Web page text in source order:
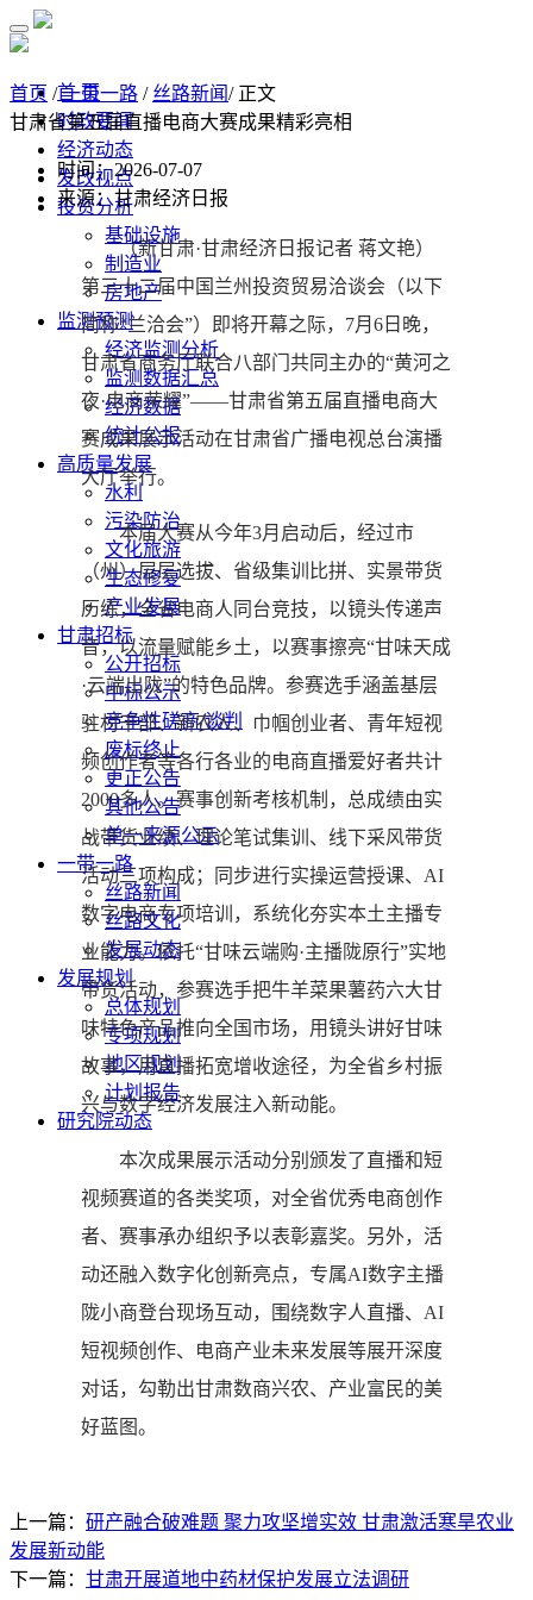
首 页
时政要闻
经济动态
发改视点
投资分析
基础设施
制造业
房地产
监测预测
经济监测分析
监测数据汇总
经济数据
统计公报
高质量发展
水利
污染防治
文化旅游
生态修复
产业发展
甘肃招标
公开招标
中标公示
竞争性磋商/谈判
废标终止
更正公告
其他公告
单一来源公示
一带一路
丝路新闻
丝路文化
发展动态
发展规划
总体规划
专项规划
地区规划
计划报告
研究院动态
首页 /一带一路 / 丝路新闻/ 正文
甘肃省第五届直播电商大赛成果精彩亮相
时间：2026-07-07
来源：甘肃经济日报
（新甘肃·甘肃经济日报记者 蒋文艳）
第三十二届中国兰州投资贸易洽谈会（以下
简称“兰洽会”）即将开幕之际，7月6日晚，
甘肃省商务厅联合八部门共同主办的“黄河之
夜·电商荣耀”——甘肃省第五届直播电商大
赛成果展示活动在甘肃省广播电视总台演播
大厅举行。
本届大赛从今年3月启动后，经过市
（州）层层选拔、省级集训比拼、实景带货
历练，全省电商人同台竞技，以镜头传递声
音，以流量赋能乡土，以赛事擦亮“甘味天成
·云端出陇”的特色品牌。参赛选手涵盖基层
驻村干部、新农人、巾帼创业者、青年短视
频创作者等各行各业的电商直播爱好者共计
2000多人。赛事创新考核机制，总成绩由实
战带货业绩、理论笔试集训、线下采风带货
活动三项构成；同步进行实操运营授课、AI
数字电商专项培训，系统化夯实本土主播专
业能力。依托“甘味云端购·主播陇原行”实地
带货活动，参赛选手把牛羊菜果薯药六大甘
味特色产品推向全国市场，用镜头讲好甘味
故事，用直播拓宽增收途径，为全省乡村振
兴与数字经济发展注入新动能。
本次成果展示活动分别颁发了直播和短
视频赛道的各类奖项，对全省优秀电商创作
者、赛事承办组织予以表彰嘉奖。另外，活
动还融入数字化创新亮点，专属AI数字主播
陇小商登台现场互动，围绕数字人直播、AI
短视频创作、电商产业未来发展等展开深度
对话，勾勒出甘肃数商兴农、产业富民的美
好蓝图。
上一篇： 研产融合破难题 聚力攻坚增实效 甘肃激活寒旱农业
发展新动能
下一篇： 甘肃开展道地中药材保护发展立法调研